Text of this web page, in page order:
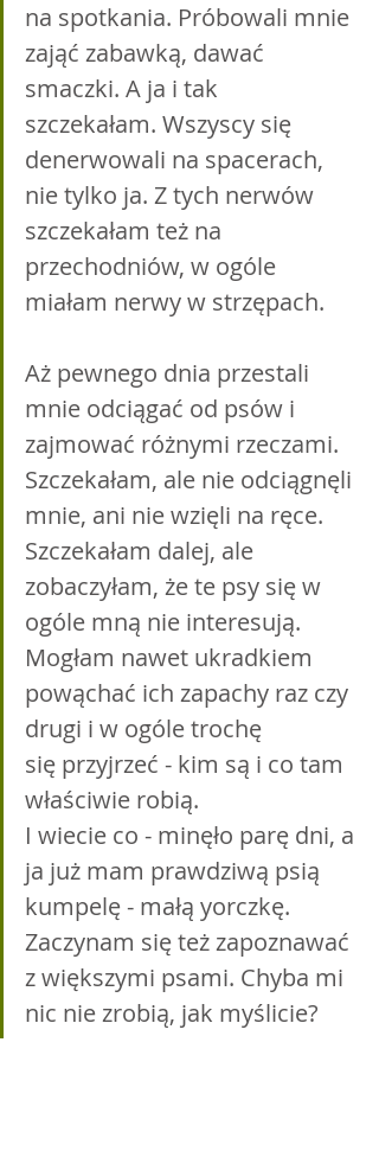
na spotkania. Próbowali mnie
zająć zabawką, dawać
smaczki. A ja i tak
szczekałam. Wszyscy się
denerwowali na spacerach,
nie tylko ja. Z tych nerwów
szczekałam też na
przechodniów, w ogóle
miałam nerwy w strzępach.
Aż pewnego dnia przestali
mnie odciągać od psów i
zajmować różnymi rzeczami.
Szczekałam, ale nie odciągnęli
mnie, ani nie wzięli na ręce.
Szczekałam dalej, ale
zobaczyłam, że te psy się w
ogóle mną nie interesują.
Mogłam nawet ukradkiem
powąchać ich zapachy raz czy
drugi i w ogóle trochę
się przyjrzeć - kim są i co tam
właściwie robią.
I wiecie co - minęło parę dni, a
ja już mam prawdziwą psią
kumpelę - małą yorczkę.
Zaczynam się też zapoznawać
z większymi psami. Chyba mi
nic nie zrobią, jak myślicie?